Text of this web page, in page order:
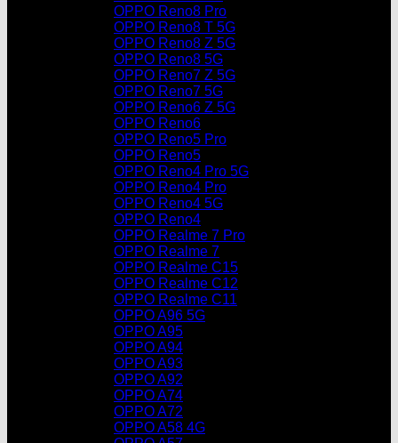
OPPO Reno8 Pro
OPPO Reno8 T 5G
OPPO Reno8 Z 5G
OPPO Reno8 5G
OPPO Reno7 Z 5G
OPPO Reno7 5G
OPPO Reno6 Z 5G
OPPO Reno6
OPPO Reno5 Pro
OPPO Reno5
OPPO Reno4 Pro 5G
OPPO Reno4 Pro
OPPO Reno4 5G
OPPO Reno4
OPPO Realme 7 Pro
OPPO Realme 7
OPPO Realme C15
OPPO Realme C12
OPPO Realme C11
OPPO A96 5G
OPPO A95
OPPO A94
OPPO A93
OPPO A92
OPPO A74
OPPO A72
OPPO A58 4G